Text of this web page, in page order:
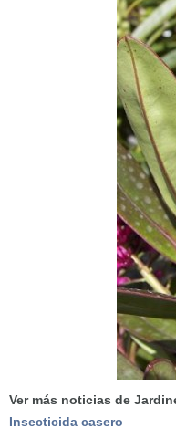
Ver más noticias de
Insecticida casero